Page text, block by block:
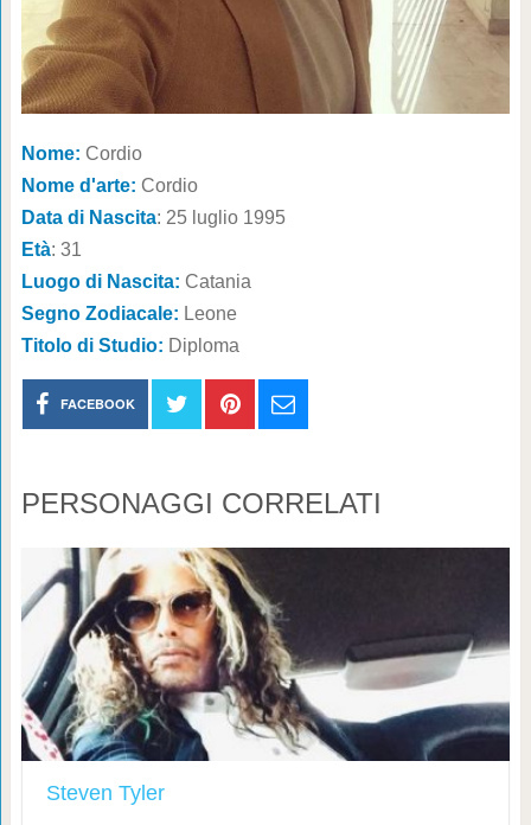
Nome: Cordio
Nome d'arte: Cordio
Data di Nascita: 25 luglio 1995
Età: 31
Luogo di Nascita: Catania
Segno Zodiacale: Leone
Titolo di Studio: Diploma
FACEBOOK
PERSONAGGI CORRELATI
Steven Tyler